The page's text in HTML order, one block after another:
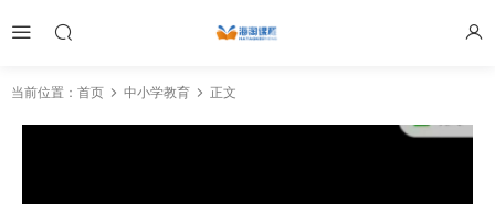
当前位置： 首页 中小学教育 正文